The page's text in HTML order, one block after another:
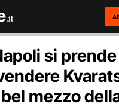
si
mezzo